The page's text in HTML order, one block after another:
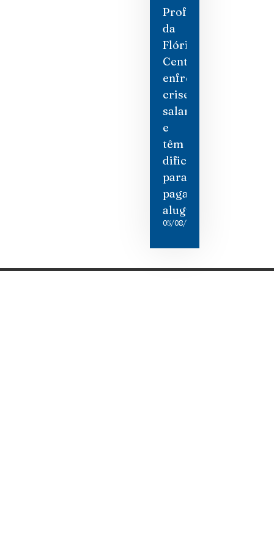
Professores
da
Flórida
Central
enfrentam
crise
salarial
e
têm
dificuldade
para
pagar
aluguel
05/08/2026